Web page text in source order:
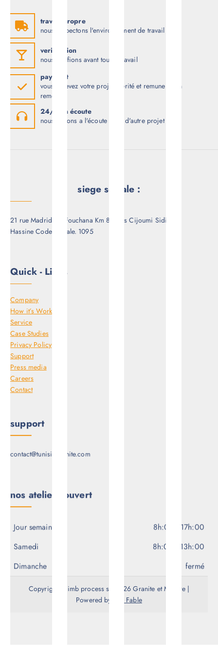
e
l
’
a
r
l
e
travail propre
nous respectons l'environnement de travail
verification
nous vérifions avant tout le travail
payment
vous recevez votre projet mérité et remuneration
remercié
24/7 en écoute
nous restons a l'écoute pour d'autre projet
siege sociale :
21 rue Madrid via Fouchana Km 8 Tunis Cijoumi Sidi
Hassine Code postale. 1095
Quick - Links
Company
How it’s Work
Service
Case Studies
Privacy Policy
Support
Press media
Careers
Contact
support
contact@tunisiegranite.com
nos ateliers ouvert
Jour semaine
8h:00 - 17h:00
Samedi
8h:00 - 13h:00
Dimanche
fermé
Copyright © imb process srl 2026 Granite et Marbre |
Powered by
WP Fable